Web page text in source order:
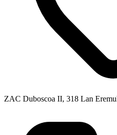
ZAC Duboscoa II, 318 Lan